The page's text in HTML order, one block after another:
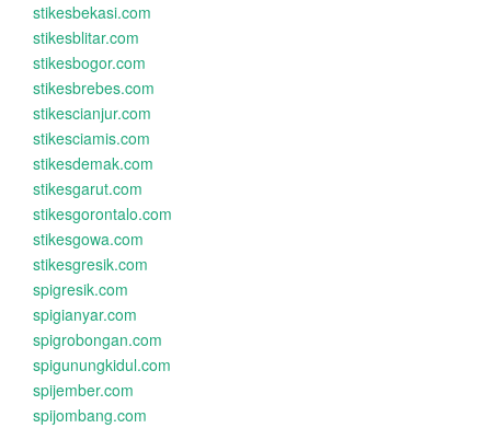
stikesbekasi.com
stikesblitar.com
stikesbogor.com
stikesbrebes.com
stikescianjur.com
stikesciamis.com
stikesdemak.com
stikesgarut.com
stikesgorontalo.com
stikesgowa.com
stikesgresik.com
spigresik.com
spigianyar.com
spigrobongan.com
spigunungkidul.com
spijember.com
spijombang.com